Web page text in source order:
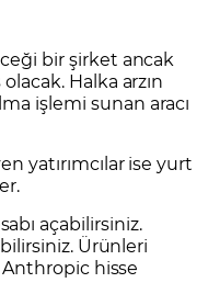
bir şirket ancak
Halka arzın
işlemi sunan aracı
yatırımcılar ise yurt
açabilirsiniz.
Ürünleri
Anthropic hisse